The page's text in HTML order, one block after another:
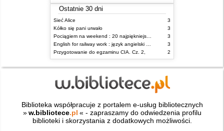
Ostatnie 30 dni
Sieć Alice
3
Kółko się pani urwało
3
Pociągiem na weekend : 20 najpiękniejszych tras kolejowych w Polsce
3
English for railway work : język angielski dla kolejarzy - podręcznik dla zaawansowanych
3
Przygotowanie do egzaminu CIA. Cz. 2,
2
Biblioteka współpracuje z portalem e-usług bibliotecznych
» w.bibliotece.pl « - zapraszamy do odwiedzenia profilu
biblioteki i skorzystania z dodatkowych możliwości.